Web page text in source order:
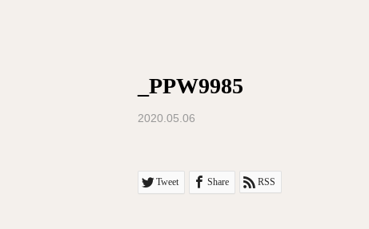
_PPW9985
2020.05.06
Tweet Share RSS